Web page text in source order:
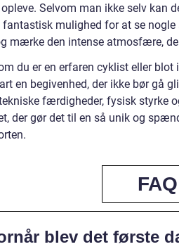
Selvom man ikke selv kan
fantastisk mulighed for at se
mærke den intense atmosfære,
du er en erfaren cyklist eller
en begivenhed, der ikke bør gå
færdigheder, fysisk styrke
der gør det til en så unik og
FAQ
blev det første